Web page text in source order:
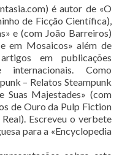
é autor de «O
de Ficção Científica),
e (com João Barreiros)
em Mosaicos» além de
em publicações
internacionais. Como
– Relatos Steampunk
Suas Majestades» (com
de Ouro da Pulp Fiction
Escreveu o verbete
para a «Encyclopedia